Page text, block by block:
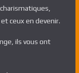
ceux en devenir.
ils vous ont